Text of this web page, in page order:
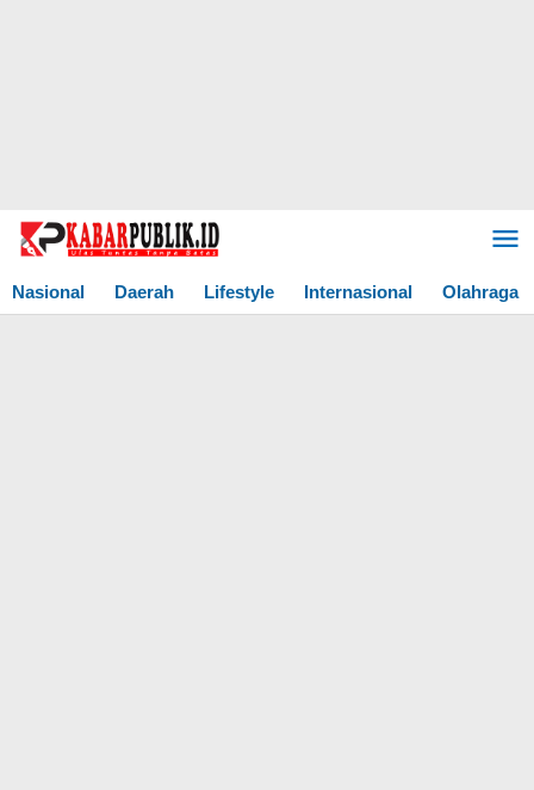
Lewati
Nasional
Daerah Lifestyle Internasional Olahraga